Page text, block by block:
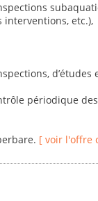
interventions, etc.),
d’études
périodique
[ voir l'offre